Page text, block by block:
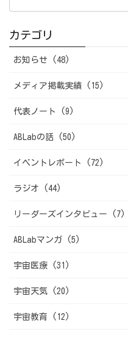
カテゴリ
お知らせ (48)
メディア掲載実績 (15)
代表ノート (9)
ABLabの話 (50)
イベントレポート (72)
ラジオ (44)
リーダーズインタビュー (7)
ABLabマンガ (5)
宇宙医療 (31)
宇宙天気 (20)
宇宙教育 (12)